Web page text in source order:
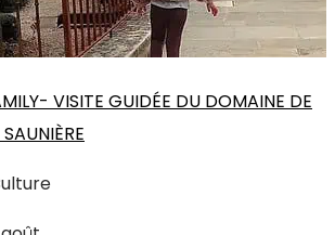
VISITE GUIDÉE DU DOMAINE DE
SAUNIÈRE